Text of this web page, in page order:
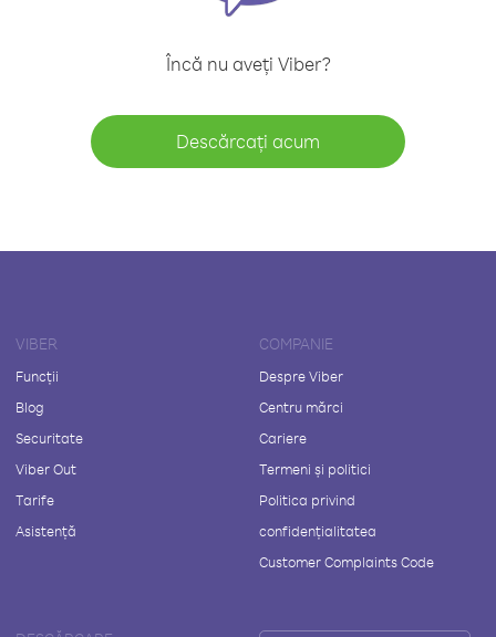
Încă nu aveți Viber?
Descărcați acum
VIBER
Funcții
Blog
Securitate
Viber Out
Tarife
Asistență
COMPANIE
Despre Viber
Centru mărci
Cariere
Termeni și politici
Politica privind
confidențialitatea
Customer Complaints Code